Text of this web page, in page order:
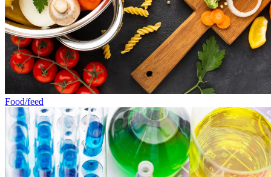
Food/feed